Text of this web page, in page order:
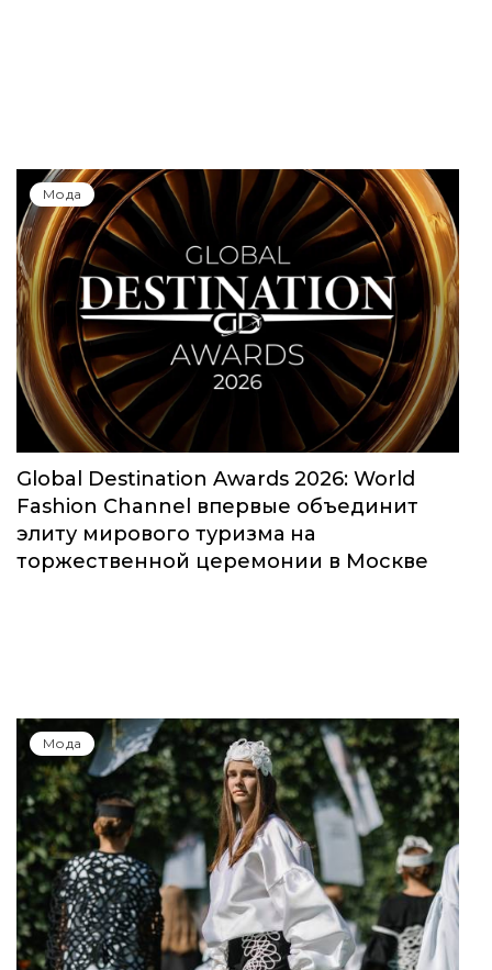
Мода
Global Destination Awards 2026: World
Fashion Channel впервые объединит
элиту мирового туризма на
торжественной церемонии в Москве
Мода